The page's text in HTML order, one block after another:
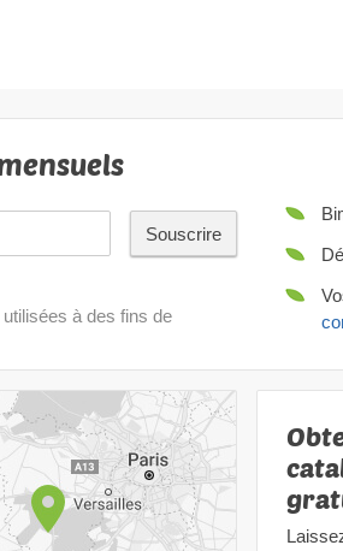
Souscrire
à des fins de